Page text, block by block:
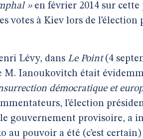
»en février 2014 sur cette
votes à Kiev lors de
Lévy, dans Le Point(4
M. Ianoukovitch était
démocratique et
l’élection
gouvernement provisoire, a
au pouvoir a été (c’est